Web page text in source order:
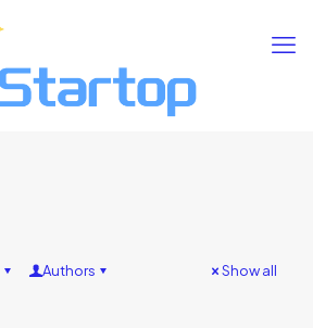
Authors Show all